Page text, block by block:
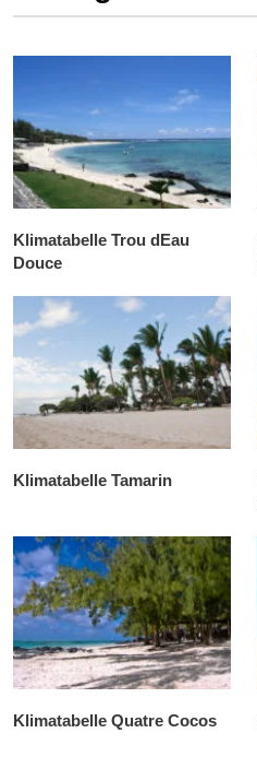
Klimatabelle Trou dEau
Douce
Klimatabelle Tamarin
Klimatabelle Quatre Cocos